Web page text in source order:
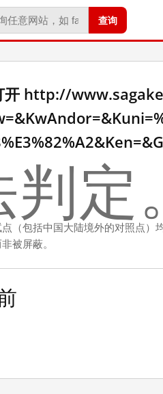
查询
开 http://
定。
（包括中国大陆境外的对照点
被屏蔽。